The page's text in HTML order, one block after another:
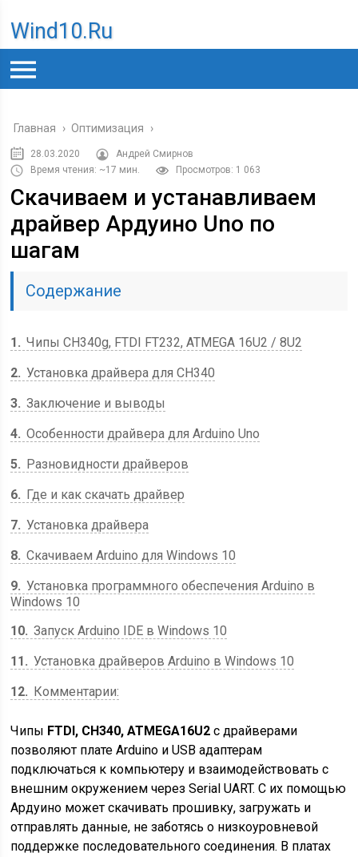
Wind10.ru
Главная › Оптимизация ›
28.03.2020
Андрей Смирнов
Время чтения: ~17 мин.
Просмотров: 1 063
Скачиваем и устанавливаем
драйвер Ардуино Uno по
шагам
Содержание
1
Чипы CH340g, FTDI FT232, ATMEGA 16U2 / 8U2
2 Установка драйвера для CH340
3 Заключение и выводы
4 Особенности драйвера для Arduino Uno
5
Разновидности драйверов
6
Где и как скачать драйвер
7 Установка драйвера
8 Скачиваем Arduino для Windows 10
9 Установка программного обеспечения Arduino в
Windows 10
10 Запуск Arduino IDE в Windows 10
11
Установка драйверов Arduino в Windows 10
12
Комментарии:
Чипы FTDI, CH340, ATMEGA16U2 с драйверами
позволяют плате Arduino и USB адаптерам
подключаться к компьютеру и взаимодействовать с
внешним окружением через Serial UART. С их помощью
Ардуино может скачивать прошивку, загружать и
отправлять данные, не заботясь о низкоуровневой
поддержке последовательного соединения. В платах